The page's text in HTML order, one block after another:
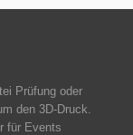
Prüfung oder
den 3D-Druck.
für Events